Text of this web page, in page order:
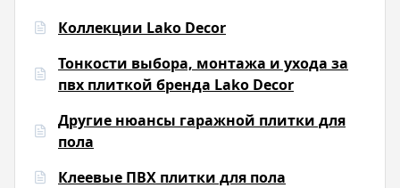
Коллекции Lako Decor
Тонкости выбора, монтажа и ухода за
пвх плиткой бренда Lako Decor
Другие нюансы гаражной плитки для
пола
Клеевые ПВХ плитки для пола